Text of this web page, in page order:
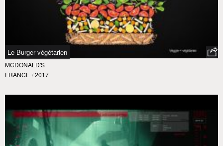
Le Burger végétarien
MCDONALD'S
FRANCE / 2017